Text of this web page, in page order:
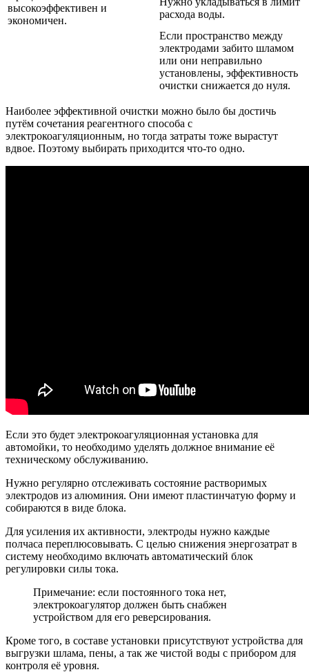
высокоэффективен и
экономичен.
расхода воды.
Если пространство между
электродами забито шламом
или они неправильно
установлены, эффективность
очистки снижается до нуля.
Наиболее эффективной очистки можно было бы достичь
путём сочетания реагентного способа с
электрокоагуляционным, но тогда затраты тоже вырастут
вдвое. Поэтому выбирать приходится что-то одно.
Если это будет электрокоагуляционная установка для
автомойки, то необходимо уделять должное внимание её
техническому обслуживанию.
Нужно регулярно отслеживать состояние растворимых
электродов из алюминия. Они имеют пластинчатую форму и
собираются в виде блока.
Для усиления их активности, электроды нужно каждые
полчаса переплюсовывать. С целью снижения энергозатрат в
систему необходимо включать автоматический блок
регулировки силы тока.
Примечание: если постоянного тока нет,
электрокоагулятор должен быть снабжен
устройством для его реверсирования.
Кроме того, в составе установки присутствуют устройства для
выгрузки шлама, пены, а так же чистой воды с прибором для
контроля её уровня.